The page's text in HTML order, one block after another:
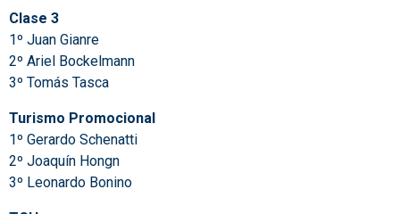
Clase 3
1º Juan Gianre
2º Ariel Bockelmann
3º Tomás Tasca
Turismo Promocional
1º Gerardo Schenatti
2º Joaquín Hongn
3º Leonardo Bonino